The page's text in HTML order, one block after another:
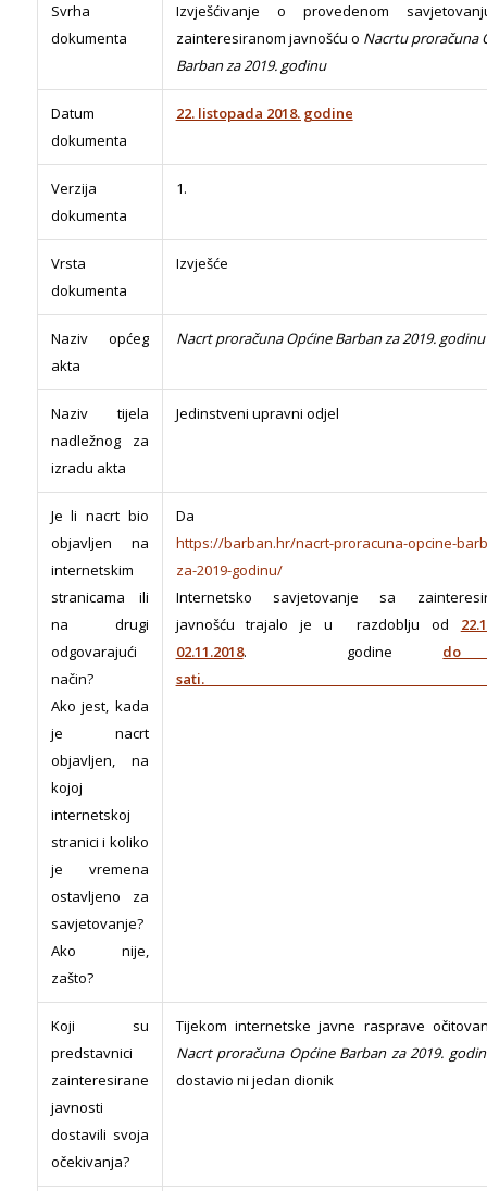
Svrha
dokumenta
Izvješćivanje o provedenom
zainteresiranom javnošću o Nacrtu proračuna
Barban za 2019. godinu
Datum
dokumenta
22. listopada 2018. godine
Verzija
dokumenta
1.
Vrsta
dokumenta
Izvješće
Naziv općeg
akta
Nacrt proračuna Općine Barban za 2019. godinu
Naziv tijela
nadležnog za
izradu akta
Jedinstveni upravni odjel
Je li nacrt bio
objavljen na
internetskim
stranicama ili
na drugi
odgovarajući
način?
Ako jest, kada
je nacrt
objavljen, na
kojoj
internetskoj
stranici i koliko
je vremena
ostavljeno za
savjetovanje?
Ako nije,
zašto?
Da
https://barban.hr/nacrt-proracuna-opcine-
za-2019-godinu/
Internetsko savjetovanje sa
javnošću trajalo je u razdoblju od
02.11.2018. godine do
Koji su
predstavnici
zainteresirane
javnosti
dostavili svoja
očekivanja?
Tijekom internetske javne rasprave
Nacrt proračuna Općine Barban za 2019.
dostavio ni jedan dionik